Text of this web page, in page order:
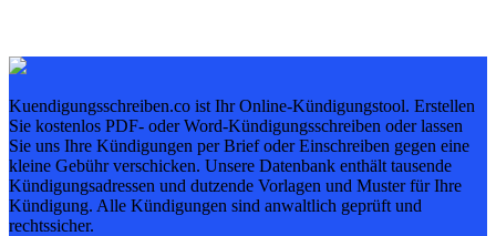
Kuendigungsschreiben.co ist Ihr Online-Kündigungstool. Erstellen
Sie kostenlos PDF- oder Word-Kündigungsschreiben oder lassen
Sie uns Ihre Kündigungen per Brief oder Einschreiben gegen eine
kleine Gebühr verschicken. Unsere Datenbank enthält tausende
Kündigungsadressen und dutzende Vorlagen und Muster für Ihre
Kündigung. Alle Kündigungen sind anwaltlich geprüft und
rechtssicher.